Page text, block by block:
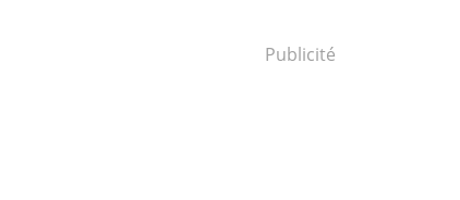
Publicité